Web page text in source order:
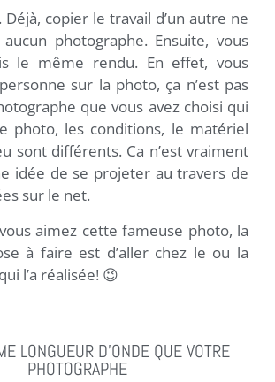
copier le travail d’un autre ne
photographe. Ensuite, vous
le même rendu. En effet, vous
sur la photo, ça n’est pas
que vous avez choisi qui
photo, les conditions, le matériel
sont différents. Ca n’est vraiment
idée de se projeter au travers de
sur le net.
aimez cette fameuse photo, la
à faire est d’aller chez le ou la
l’a réalisée! 😉
LONGUEUR D'ONDE QUE VOTRE
PHOTOGRAPHE